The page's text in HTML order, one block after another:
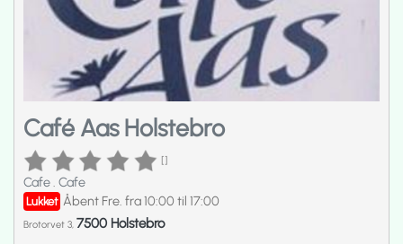
Café Aas Holstebro
[]
Cafe Cafe
Lukket Åbent Fre. fra 10:00 til 17:00
Brotorvet 3, 7500 Holstebro